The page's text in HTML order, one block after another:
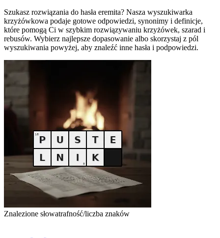
Szukasz rozwiązania do hasła eremita? Nasza wyszukiwarka
krzyżówkowa podaje gotowe odpowiedzi, synonimy i definicje,
które pomogą Ci w szybkim rozwiązywaniu krzyżówek, szarad i
rebusów. Wybierz najlepsze dopasowanie albo skorzystaj z pól
wyszukiwania powyżej, aby znaleźć inne hasła i podpowiedzi.
Znalezione słowatrafność/liczba znaków